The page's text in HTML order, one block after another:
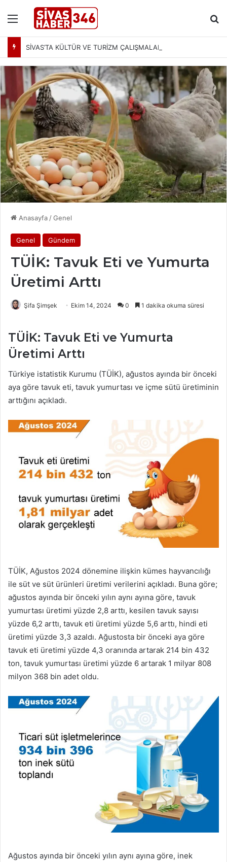
Menü
Anasayfa /Genel
Genel Gündem
TÜİK: Tavuk Eti ve Yumurta
Üretimi Arttı
Şifa Şimşek Ekim 14, 2024 0 1 dakika okuma süresi
TÜİK: Tavuk Eti ve Yumurta
Üretimi Arttı
Türkiye istatistik Kurumu (TÜİK), ağustos ayında bir önceki
aya göre tavuk eti, tavuk yumurtası ve içme sütü üretiminin
arttığını açıkladı.
TÜİK, Ağustos 2024 dönemine ilişkin kümes hayvancılığı
ile süt ve süt ürünleri üretimi verilerini açıkladı. Buna göre;
ağustos ayında bir önceki yılın aynı ayına göre, tavuk
yumurtası üretimi yüzde 2,8 arttı, kesilen tavuk sayısı
yüzde 6,2 arttı, tavuk eti üretimi yüzde 5,6 arttı, hindi eti
üretimi yüzde 3,3 azaldı. Ağustosta bir önceki aya göre
tavuk eti üretimi yüzde 4,3 oranında artarak 214 bin 432
ton, tavuk yumurtası üretimi yüzde 6 artarak 1 milyar 808
milyon 368 bin adet oldu.
Ağustos ayında bir önceki yılın aynı ayına göre, inek